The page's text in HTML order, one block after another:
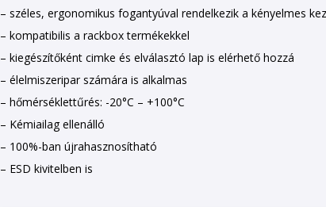
– széles, ergonomikus fogantyúval rendelkezik a kényelmes
– kompatibilis a rackbox termékekkel
– kiegészítőként cimke és elválasztó lap is elérhető hozzá
– élelmiszeripar számára is alkalmas
– hőmérséklettűrés: -20°C – +100°C
– Kémiailag ellenálló
– 100%-ban újrahasznosítható
– ESD kivitelben is